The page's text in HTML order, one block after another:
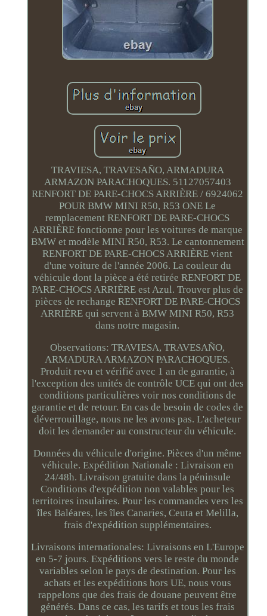
TRAVIESA, TRAVESAÑO, ARMADURA
ARMAZON PARACHOQUES. 51127057403
RENFORT DE PARE-CHOCS ARRIÈRE / 6924062
POUR BMW MINI R50, R53 ONE Le
remplacement RENFORT DE PARE-CHOCS
ARRIÈRE fonctionne pour les voitures de marque
BMW et modèle MINI R50, R53. Le cantonnement
RENFORT DE PARE-CHOCS ARRIÈRE vient
d'une voiture de l'année 2006. La couleur du
véhicule dont la pièce a été retirée RENFORT DE
PARE-CHOCS ARRIÈRE est Azul. Trouver plus de
pièces de rechange RENFORT DE PARE-CHOCS
ARRIÈRE qui servent à BMW MINI R50, R53
dans notre magasin.
Observations: TRAVIESA, TRAVESAÑO,
ARMADURA ARMAZON PARACHOQUES.
Produit revu et vérifié avec 1 an de garantie, à
l'exception des unités de contrôle UCE qui ont des
conditions particulières voir nos conditions de
garantie et de retour. En cas de besoin de codes de
déverrouillage, nous ne les avons pas. L'acheteur
doit les demander au constructeur du véhicule.
Données du véhicule d'origine. Pièces d'un même
véhicule. Expédition Nationale : Livraison en
24/48h. Livraison gratuite dans la péninsule
Conditions d'expédition non valables pour les
territoires insulaires. Pour les commandes vers les
îles Baléares, les îles Canaries, Ceuta et Melilla,
frais d'expédition supplémentaires.
Livraisons internationales: Livraisons en L'Europe
en 5-7 jours. Expéditions vers le reste du monde
variables selon le pays de destination. Pour les
achats et les expéditions hors UE, nous vous
rappelons que des frais de douane peuvent être
générés. Dans ce cas, les tarifs et tous les frais